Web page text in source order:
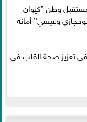
وطن ”كيوان
وعيسي” أمانه
تعزيز صحة القلب فى